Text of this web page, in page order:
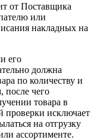
от Поставщика
или
накладных на
его
должна
по количеству и
после чего
товара в
проверки исключает
на отгрузку
ассортименте.